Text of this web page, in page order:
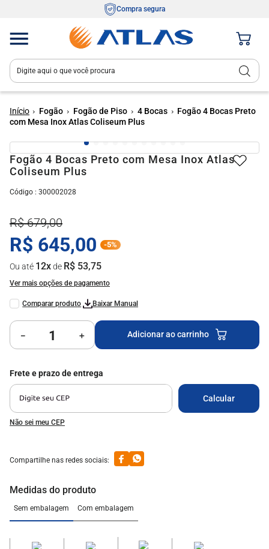
Compra segura
Digite aqui o que você procura
Fogão Fogão de Piso 4 Bocas
Fogão 4 Bocas Preto
com Mesa Inox Atlas Coliseum Plus
Fogão 4 Bocas Preto com Mesa Inox Atlas
Coliseum Plus
: 300002028
R$ 679,00
R$ 645,00 -5%
Ou até 12xde R$ 53,75
Ver mais opções de pagamento
Baixar Manual
＋
－ Adicionar ao carrinho
Não sei meu CEP
Medidas do produto
Sem embalagem Com embalagem
1º fogão 4 bocas
3º tropical
4 cooktop
5º mônaco
7º fogão
milão
10 mesa vidro